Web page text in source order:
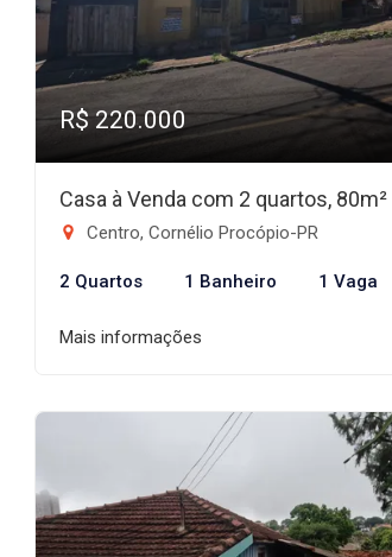
R$ 220.000
Casa à Venda com 2 quartos, 80m²
Centro, Cornélio Procópio-PR
2 Quartos 1 Banheiro 1 Vaga
Mais informações